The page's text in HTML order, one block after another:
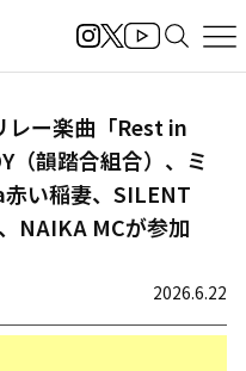
レー楽曲「Rest in
韻踏合組合）、ミ
い稲妻、SILENT
NAIKA MCが参加
2026.6.22